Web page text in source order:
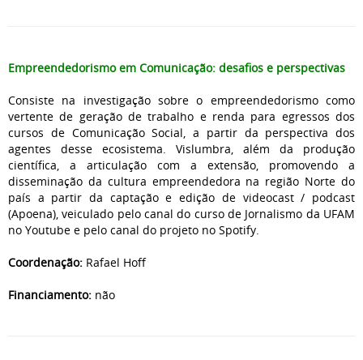
Empreendedorismo em Comunicação: desafios e perspectivas
Consiste na investigação sobre o empreendedorismo como
vertente de geração de trabalho e renda para egressos dos
cursos de Comunicação Social, a partir da perspectiva dos
agentes desse ecosistema. Vislumbra, além da produção
científica, a articulação com a extensão, promovendo a
disseminação da cultura empreendedora na região Norte do
país a partir da captação e edição de videocast / podcast
(Apoena), veiculado pelo canal do curso de Jornalismo da UFAM
no Youtube e pelo canal do projeto no Spotify.
Coordenação: Rafael Hoff
Financiamento: não